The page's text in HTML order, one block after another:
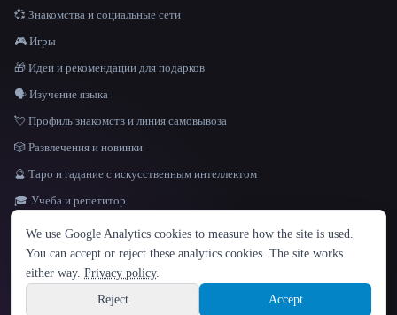
ЯЗЫК
English español Français Русский 简体中文
Hindi
Sign up
💞 Знакомства и социальные сети
🎮 Игры
🎁 Идеи и рекомендации для подарков
🗣️ Изучение языка
💘 Профиль знакомств и линия самовывоза
🎲 Развлечения и новинки
🔮 Таро и гадание с искусственным интеллектом
🎓 Учеба и репетитор
Site information
© 2026 That AI Collection. Все права защищены.
политика конфиденциальности
Built with Metatron ★
build de3d624c
We use Google Analytics cookies to measure how the site is used.
You can accept or reject these analytics cookies. The site works
either way. Privacy policy.
Reject
Accept